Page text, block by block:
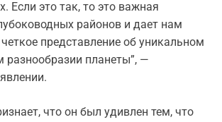
Если это так, то это важная
районов и дает нам
представление об уникальном
разнообразии планеты”, —
что он был удивлен тем, что